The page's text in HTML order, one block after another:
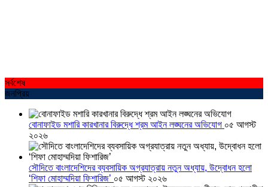
সর্বশেষ
জনপ্রিয়
বোনাফাইড মশারি কারখানার বিরুদ্ধে শ্রম আইন লঙ্ঘনের অভিযোগ ০৫ আগস্ট
২০২৬
সৌদিতে বাংলাদেশিদের ব্যবসায়িক অগ্রযাত্রায় নতুন অধ্যায়, উদ্বোধন হলো
‘শিফা মোহাম্মদিয়া ফিশারিজ’ ০৫ আগস্ট ২০২৬